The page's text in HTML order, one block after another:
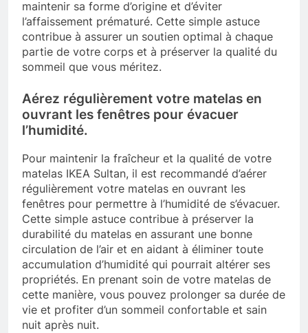
maintenir sa forme d’origine et d’éviter
l’affaissement prématuré. Cette simple astuce
contribue à assurer un soutien optimal à chaque
partie de votre corps et à préserver la qualité du
sommeil que vous méritez.
Aérez régulièrement votre matelas en
ouvrant les fenêtres pour évacuer
l’humidité.
Pour maintenir la fraîcheur et la qualité de votre
matelas IKEA Sultan, il est recommandé d’aérer
régulièrement votre matelas en ouvrant les
fenêtres pour permettre à l’humidité de s’évacuer.
Cette simple astuce contribue à préserver la
durabilité du matelas en assurant une bonne
circulation de l’air et en aidant à éliminer toute
accumulation d’humidité qui pourrait altérer ses
propriétés. En prenant soin de votre matelas de
cette manière, vous pouvez prolonger sa durée de
vie et profiter d’un sommeil confortable et sain
nuit après nuit.